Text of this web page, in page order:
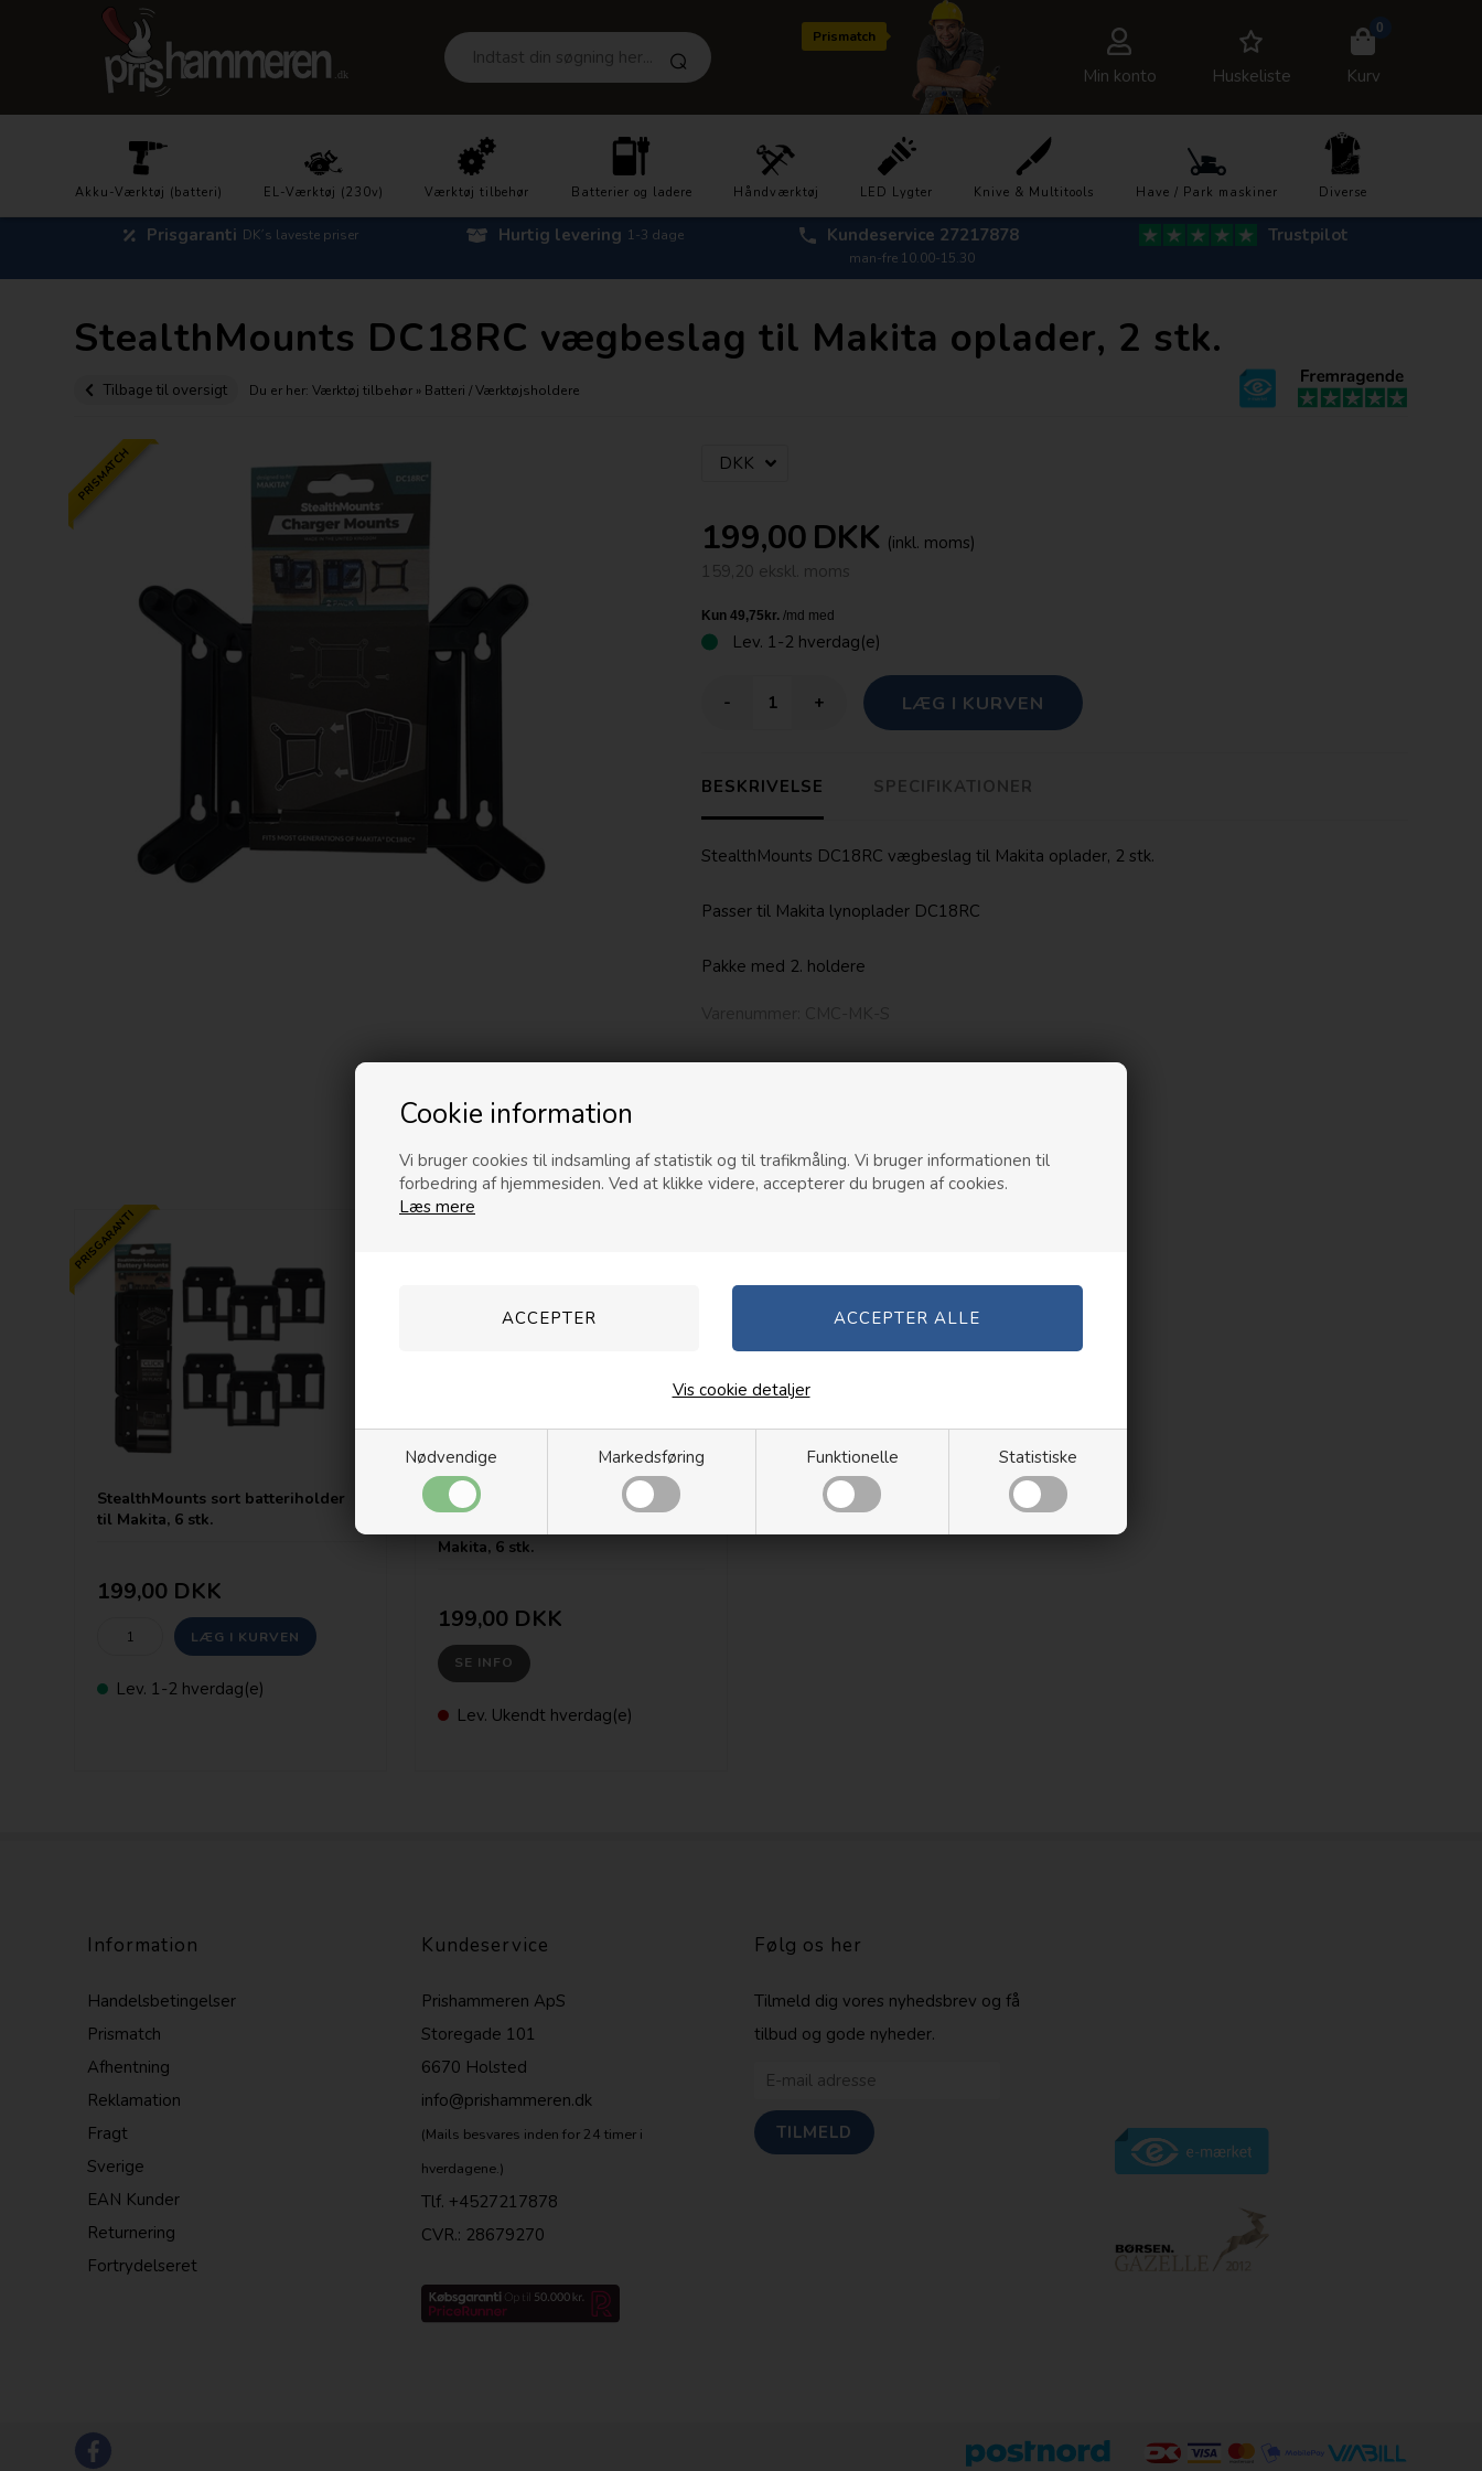
Cookie information
Vi bruger cookies til indsamling af statistik og til trafikmåling. Vi bruger informationen til
forbedring af hjemmesiden. Ved at klikke videre, accepterer du brugen af cookies.
Læs mere
Nødvendige Markedsføring Funktionelle Statistiske
Vis cookie detaljer
Prismatch
Min konto Huskeliste
0
Kurv
Akku-Værktøj (batteri) EL-Værktøj (230v) Værktøj tilbehør Batterier og ladere Håndværktøj LED Lygter Knive & Multitools Have / Park maskiner Diverse
Prisgaranti DK´s laveste priser Hurtig levering 1-3 dage Kundeservice 27217878
man-fre 10.00-15.30
Trustpilot
StealthMounts DC18RC vægbeslag til Makita oplader, 2 stk.
Tilbage til oversigt Du er her:Værktøj tilbehør » Batteri / Værktøjsholdere
PRISMATCH
199,00DKK (inkl. moms)
159,20 ekskl. moms
Lev. 1-2 hverdag(e)
- +
BESKRIVELSE SPECIFIKATIONER
StealthMounts DC18RC vægbeslag til Makita oplader, 2 stk.
Passer til Makita lynoplader DC18RC
Pakke med 2. holdere
Kunder købte også
PRISGARANTI
StealthMounts sort batteriholder
til Makita, 6 stk.
199,00 DKK
Lev. 1-2 hverdag(e)
Makita, 6 stk.
199,00 DKK
SE INFO
Lev. Ukendt hverdag(e)
Information
Handelsbetingelser
Prismatch
Afhentning
Reklamation
Fragt
Sverige
EAN Kunder
Returnering
Fortrydelseret
Kundeservice
Prishammeren ApS
Storegade 101
6670 Holsted
info@prishammeren.dk
(Mails besvares inden for 24 timer i
hverdagene.)
Tlf. +4527217878
CVR.: 28679270
Følg os her
Tilmeld dig vores nyhedsbrev og få
tilbud og gode nyheder.